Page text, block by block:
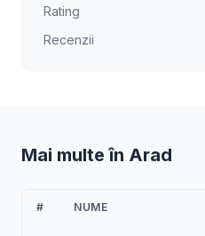
Rating
Recenzii
Mai multe în Arad
# NUME